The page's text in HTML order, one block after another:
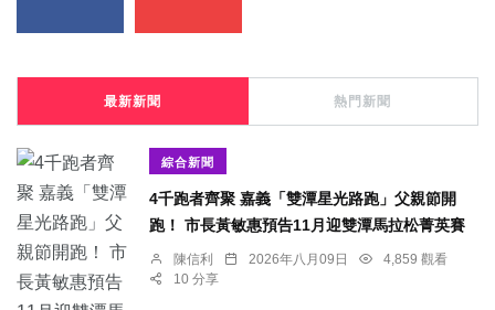
最新新聞 熱門新聞
綜合新聞
4千跑者齊聚 嘉義「雙潭星光路跑」父親節開
跑！ 市長黃敏惠預告11月迎雙潭馬拉松菁英賽
陳信利 2026年八月09日
4,859 觀看
10 分享